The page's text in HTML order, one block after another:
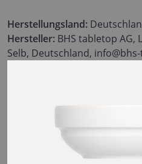
Herstellungsland:
Hersteller: BHS tabletop AG,
Selb, Deutschland,